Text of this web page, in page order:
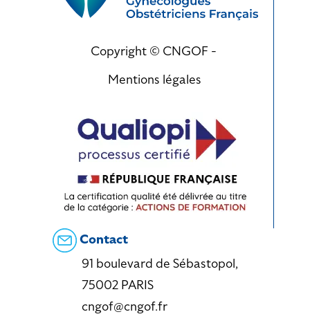
Copyright © CNGOF -
Mentions légales
Contact
91 boulevard de Sébastopol,
75002 PARIS
cngof@cngof.fr